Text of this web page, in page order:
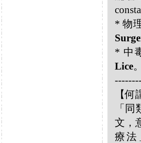
* 物
* 中
Lice。
【
「
文，
療法